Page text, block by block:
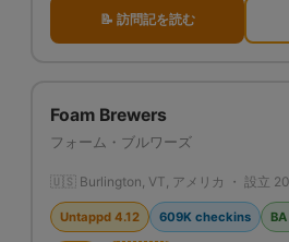
📝 訪問記を読む
Foam Brewers
フォーム・ブルワーズ
🇺🇸 Burlington, VT, アメリカ ・ 設立
Untappd 4.12 609K checkins